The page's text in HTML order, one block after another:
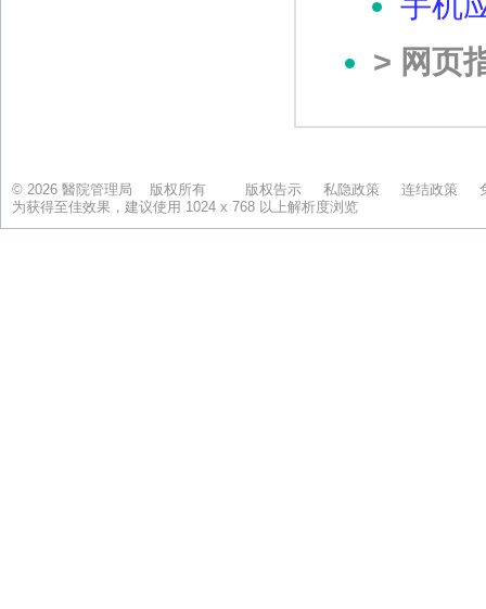
© 2026 醫院管理局 版权所有 版权告示 私隐政策 连结政策
为获得至佳效果，建议使用 1024 x 768 以上解析度浏览